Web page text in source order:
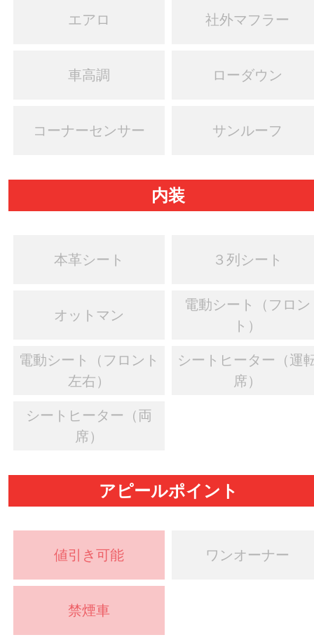
エアロ 社外マフラー
車高調 ローダウン
コーナーセンサー サンルーフ
内装
本革シート ３列シート
オットマン
電動シート（フロン
ト）
電動シート（フロント
左右）
シートヒーター（運
席）
シートヒーター（両
席）
アピールポイント
値引き可能 ワンオーナー
禁煙車